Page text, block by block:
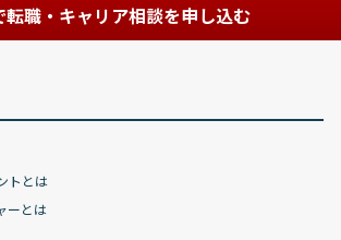
転職・キャリア相談を申し込む
トとは
ーとは